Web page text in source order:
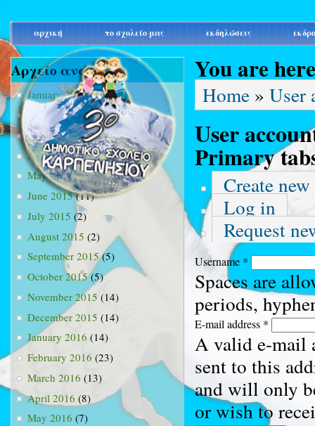
main_menu
αρχική το σχολείο μας εκδηλώσεις
Αρχείο ανά μήνα
January 2015(3)
February 2015(9)
March 2015(34)
April 2015(15)
May 2015(13)
June 2015(11)
July 2015 (2)
August 2015 (2)
September 2015(5)
October 2015(5)
November 2015 (14)
December 2015 (14)
January 2016 (14)
February 2016 (23)
March 2016 (13)
April 2016 (8)
May 2016 (7)
You are here
Home » User
User
Primary
Create
Log in
Request
Username *
Spaces are
periods,
E-mail address *
A valid e-mail
sent to this
and will only
or wish to